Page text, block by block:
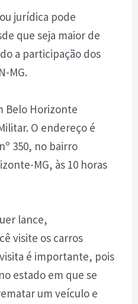
jurídica pode
que seja maior de
a participação dos
MG.
Belo Horizonte
O endereço é
350, no bairro
MG, às 10 horas
lance,
visite os carros
é importante, pois
estado em que se
um veículo e